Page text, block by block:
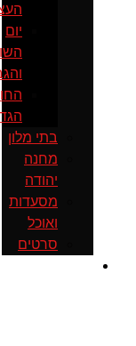
יום
בתי מלון
מחנה
יהודה
מסעדות
ואוכל
סרטים